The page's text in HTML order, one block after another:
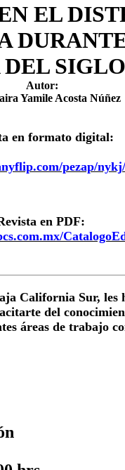
EL
DEL
Autor:
Yamile Acosta Núñez
en formato digital:
pezap/nykj/
en PDF:
California Sur, les
del
áreas de trabajo